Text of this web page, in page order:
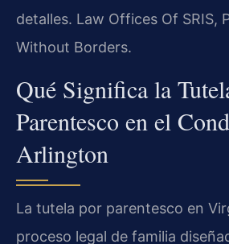
detalles. Law Offices Of SRIS,
Without Borders.
Qué Significa la
Parentesco en el
Arlington
La tutela por parentesco en
proceso legal de familia